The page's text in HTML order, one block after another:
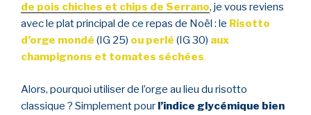
de pois chiches et chips de Serrano, je vous reviens
avec le plat principal de ce repas de Noël : le Risotto
d’orge mondé (IG 25) ou perlé (IG 30) aux
champignons et tomates séchées.
Alors, pourquoi utiliser de l’orge au lieu du risotto
classique ? Simplement pour l’indice glycémique bien